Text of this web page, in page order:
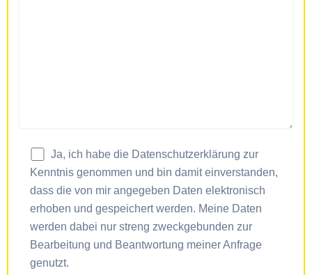
Ja, ich habe die Datenschutzerklärung zur
Kenntnis genommen und bin damit einverstanden,
dass die von mir angegeben Daten elektronisch
erhoben und gespeichert werden. Meine Daten
werden dabei nur streng zweckgebunden zur
Bearbeitung und Beantwortung meiner Anfrage
genutzt.